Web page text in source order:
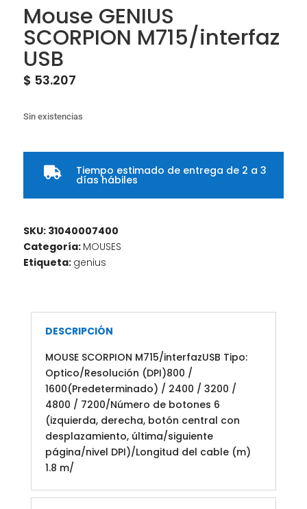
Mouse GENIUS
SCORPION M715/interfaz
USB
$ 53.207
Sin existencias
 Tiempo estimado de entrega de 2 a 3
días hábiles
SKU: 31040007400
Categoría: MOUSES
Etiqueta: genius
DESCRIPCIÓN
MOUSE SCORPION M715/interfazUSB Tipo:
Optico/Resolución (DPI)800 /
1600(Predeterminado) / 2400 / 3200 /
4800 / 7200/Número de botones 6
(izquierda, derecha, botón central con
desplazamiento, última/siguiente
página/nivel DPI)/Longitud del cable (m)
1.8 m/